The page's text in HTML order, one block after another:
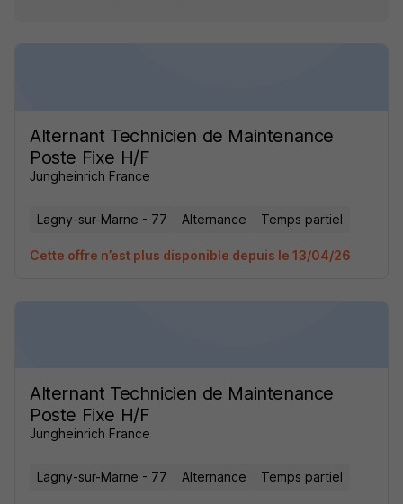
Alternant Technicien de Maintenance
Poste Fixe H/F
Jungheinrich France
Lagny-sur-Marne - 77 Alternance Temps partiel
Cette offre n’est plus disponible depuis le 13/04/26
Alternant Technicien de Maintenance
Poste Fixe H/F
Jungheinrich France
Lagny-sur-Marne - 77 Alternance Temps partiel